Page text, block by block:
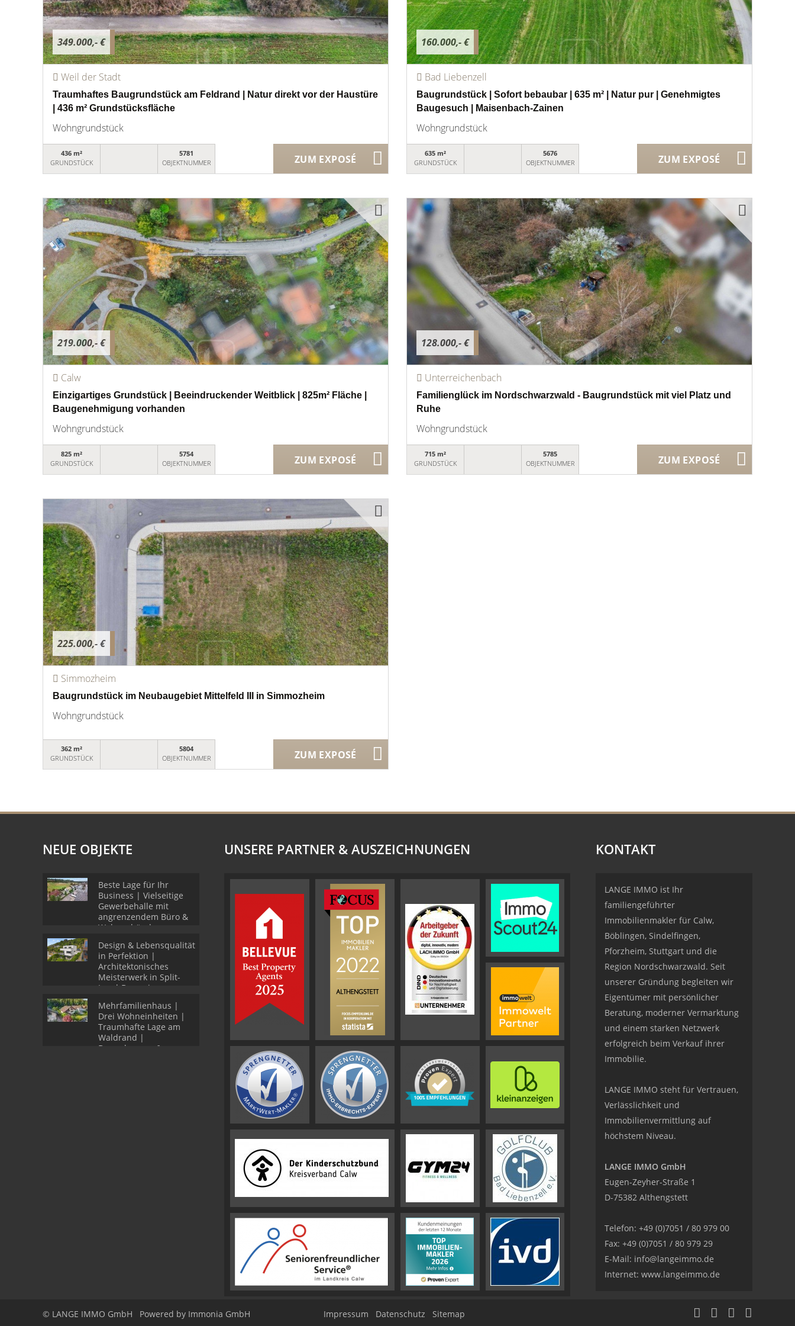
349.000,- €
Weil der Stadt
Traumhaftes Baugrundstück am Feldrand | Natur direkt vor der Haustüre
| 436 m² Grundstücksfläche
Wohngrundstück
436 m²
GRUNDSTÜCK
5781
OBJEKTNUMMER
ZUM EXPOSÉ
160.000,- €
Bad Liebenzell
Baugrundstück | Sofort bebaubar | 635 m² | Natur pur | Genehmigtes
Baugesuch | Maisenbach-Zainen
Wohngrundstück
635 m²
GRUNDSTÜCK
5676
OBJEKTNUMMER
ZUM EXPOSÉ
219.000,- €
Calw
Einzigartiges Grundstück | Beeindruckender Weitblick | 825m² Fläche |
Baugenehmigung vorhanden
Wohngrundstück
825 m²
GRUNDSTÜCK
5754
OBJEKTNUMMER
ZUM EXPOSÉ
128.000,- €
Unterreichenbach
Familienglück im Nordschwarzwald - Baugrundstück mit viel Platz und
Ruhe
Wohngrundstück
715 m²
GRUNDSTÜCK
5785
OBJEKTNUMMER
ZUM EXPOSÉ
225.000,- €
Simmozheim
Baugrundstück im Neubaugebiet Mittelfeld III in Simmozheim
Wohngrundstück
362 m²
GRUNDSTÜCK
5804
OBJEKTNUMMER
ZUM EXPOSÉ
NEUE OBJEKTE
Beste Lage für Ihr
Business | Vielseitige
Gewerbehalle mit
angrenzendem Büro &
Wohngebäude
Design & Lebensqualität
in Perfektion |
Architektonisches
Meisterwerk in Split-
Level-Bauweise
Mehrfamilienhaus |
Drei Wohneinheiten |
Traumhafte Lage am
Waldrand |
Doppelgarage &
UNSERE PARTNER & AUSZEICHNUNGEN KONTAKT
LANGE IMMO ist Ihr
familiengeführter
Immobilienmakler für Calw,
Böblingen, Sindelfingen,
Pforzheim, Stuttgart und die
Region Nordschwarzwald. Seit
unserer Gründung begleiten wir
Eigentümer mit persönlicher
Beratung, moderner Vermarktung
und einem starken Netzwerk
erfolgreich beim Verkauf ihrer
Immobilie.
LANGE IMMO steht für Vertrauen,
Verlässlichkeit und
Immobilienvermittlung auf
höchstem Niveau.
LANGE IMMO GmbH
Eugen-Zeyher-Straße 1
D-75382 Althengstett
Telefon: +49 (0)7051 / 80 979 00
Fax: +49 (0)7051 / 80 979 29
E-Mail: info@langeimmo.de
Internet: www.langeimmo.de
© LANGE IMMO GmbH Powered by Immonia GmbH Impressum Datenschutz
Sitemap